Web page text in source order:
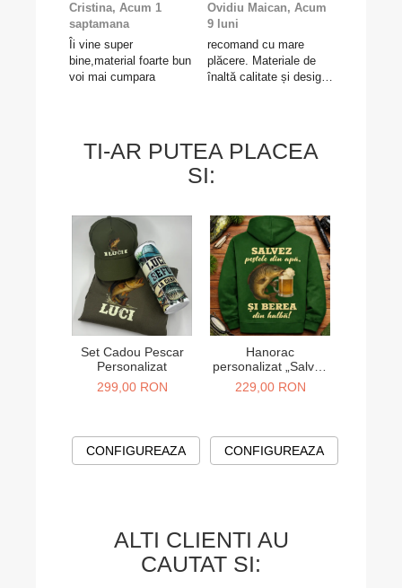
Cristina, Acum 1
saptamana
Îi vine super
bine,material foarte bun
voi mai cumpara
Ovidiu Maican, Acum
9 luni
recomand cu mare
plăcere. Materiale de
înaltă calitate și design
TI-AR PUTEA PLACEA
SI:
Set Cadou Pescar
Personalizat
299,00 RON
CONFIGUREAZA
Hanorac
personalizat „Salvez
pestele din apa si
berea din halba”
229,00 RON
CONFIGUREAZA
ALTI CLIENTI AU
CAUTAT SI: